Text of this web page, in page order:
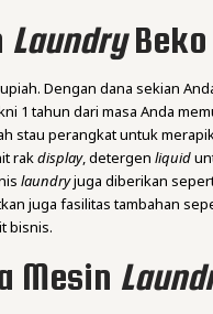
LaundryBeko
Dengan dana sekian
1 tahun dari masa Anda
stau perangkat untuk
rakdisplay, detergenliquid
laundryjuga diberikan
juga fasilitas tambahan
bisnis.
Mesin